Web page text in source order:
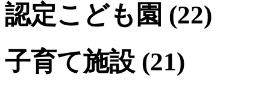
認定こども園 (22)
子育て施設 (21)